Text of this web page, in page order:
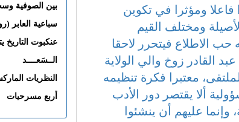
ومؤثرا في تكوين
ومختلف القيم
حب الاطلاع فيتحرر لاحقا
القادر زوخ والي الولاية
معتبرا فكرة تنظيمه
ألا يقتصر دور الأدب
عليهم أن ينشئوا
بين الصوفية
سباعية العابر
الــسَعــــد
النظريات
أربع مسرحيات